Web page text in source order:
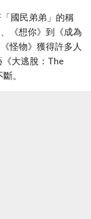
國民弟弟」的稱
《想你》到《成為
怪物》獲得許多人
大逃脫：The
。